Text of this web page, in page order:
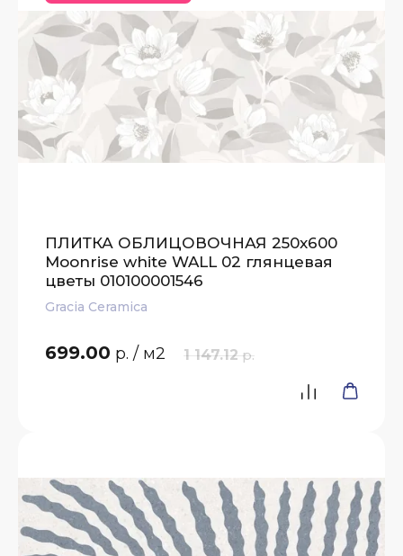
ПЛИТКА ОБЛИЦОВОЧНАЯ 250x600
Moonrise white WALL 02 глянцевая
цветы 010100001546
Gracia Ceramica
1 147.12 р.
699.00 р. / м2